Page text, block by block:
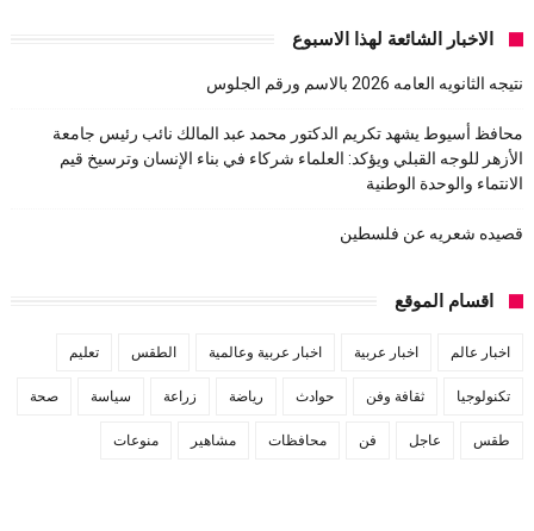
الاخبار الشائعة لهذا الاسبوع
نتيجه الثانويه العامه 2026 بالاسم ورقم الجلوس
محافظ أسيوط يشهد تكريم الدكتور محمد عبد المالك نائب رئيس جامعة
الأزهر للوجه القبلي ويؤكد: العلماء شركاء في بناء الإنسان وترسيخ قيم
الانتماء والوحدة الوطنية
قصيده شعريه عن فلسطين
اقسام الموقع
اخبار عالم اخبار عربية اخبار عربية وعالمية الطقس تعليم
تكنولوجيا ثقافة وفن حوادث رياضة زراعة سياسة صحة
طقس عاجل فن محافظات مشاهير منوعات